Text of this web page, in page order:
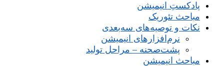
پادکستِ انیمیشن
مباحث تئوریک
نکات و توصیه‌های‌ سه‌بعدی
نرم‌افزارهای انیمیشن
پشت‌صحنه – مراحل تولید
مباحث انیمیشن